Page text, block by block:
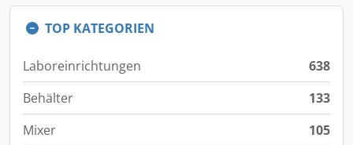
TOP KATEGORIEN
Laboreinrichtungen
638
Behälter
133
Mixer
105